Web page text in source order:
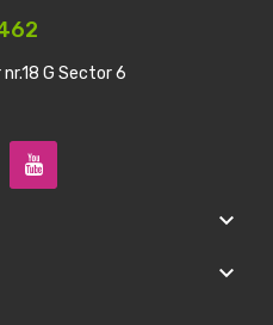
G Sector 6
keyboard_arrow_down
keyboard_arrow_down